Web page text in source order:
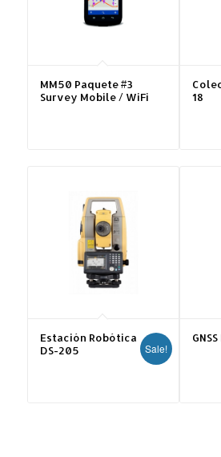
MM50 Paquete #3
Survey Mobile / WiFi
18
Estación Robótica
DS-205
Sale!